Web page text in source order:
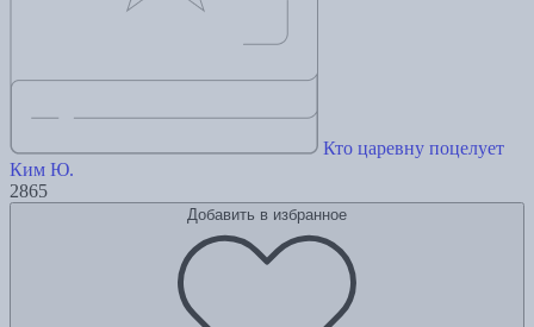
Кто царевну поцелует
Ким Ю.
2865
Добавить в избранное